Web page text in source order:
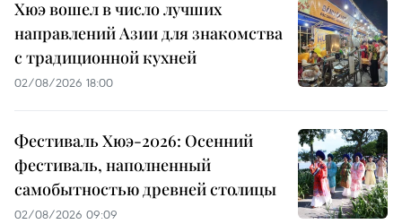
Хюэ вошел в число лучших
направлений Азии для знакомства
с традиционной кухней
02/08/2026 18:00
Фестиваль Хюэ-2026: Осенний
фестиваль, наполненный
самобытностью древней столицы
02/08/2026 09:09